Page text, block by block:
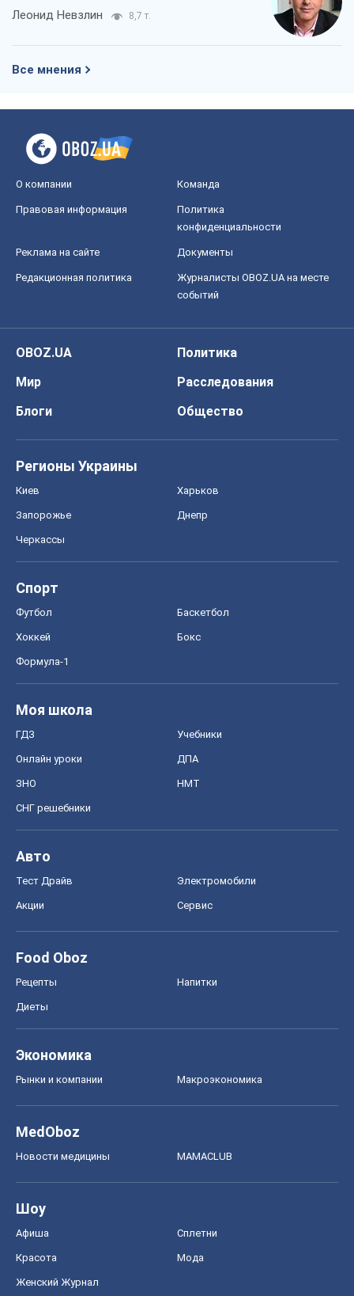
Леонид Невзлин 8,7 т.
Все мнения
О компании Команда
Правовая информация
Политика
конфиденциальности
Реклама на сайте Документы
Редакционная политика
Журналисты OBOZ.UA на месте
событий
OBOZ.UA
Политика
Мир
Расследования
Блоги
Общество
Регионы Украины
Киев Харьков
Запорожье Днепр
Черкассы
Спорт
Футбол Баскетбол
Хоккей Бокс
Формула-1
Моя школа
ГДЗ Учебники
Онлайн уроки ДПА
ЗНО НМТ
СНГ решебники
Авто
Тест Драйв Электромобили
Акции Сервис
Food Oboz
Рецепты Напитки
Диеты
Экономика
Рынки и компании Mакроэкономика
MedOboz
Новости медицины MAMACLUB
Шоу
Афиша Сплетни
Красота Мода
Женский Журнал